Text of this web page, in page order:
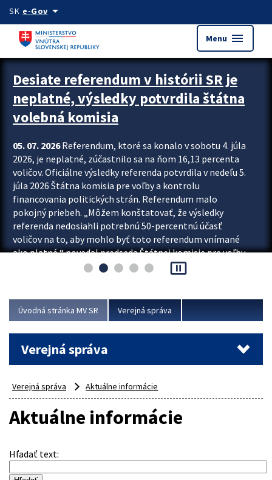
Preskocit na hlavný obsah
SK e-Govarrow_drop_down
Menu menu
Zastavit automatický posun upútavok
Desiate referendum v histórii SR je
neplatné, výsledky potvrdila štátna
volebná komisia
05. 07. 2026Referendum, ktoré sa konalo v sobotu 4. júla
2026, je neplatné, zúčastnilo sa na ňom 16,13 percenta
voličov. Oficiálne výsledky referenda potvrdila v nedeľu 5.
júla 2026 Štátna komisia pre voľby a kontrolu
financovania politických strán. Referendum malo
pokojný priebeh. „Môžem konštatovať, že výsledky
referenda nedosiahli potrebnú 50-percentnú účasť
voličov na to, aby mohlo byť toto referendum vnímané
ako platné,“ povedal predseda Štátnej komisie pre voľby
a kontrolu financovania politických...
pause_presentation
Úvodná stránka MV SR Verejná správa
Verejná správa
Verejná správa Aktuálne informácie
Aktuálne informácie
Hľadať text: